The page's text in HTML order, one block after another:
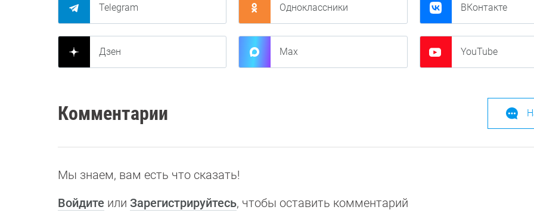
Telegram Одноклассники ВКонтакте
Дзен Max YouTube
Комментарии
Мы знаем, вам есть что сказать!
Войдите или Зарегистрируйтесь, чтобы оставить комментарий